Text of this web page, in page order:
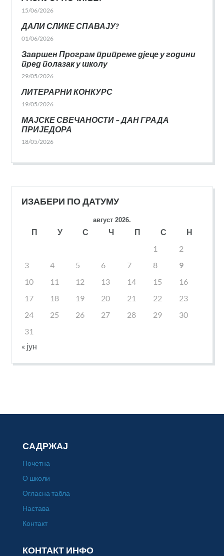
15/06/2026
ДАЛИ СЛИКЕ СПАВАЈУ?
01/06/2026
Завршен Програм припреме дјеце у години
пред полазак у школу
29/05/2026
ЛИТЕРАРНИ КОНКУРС
19/05/2026
МАЈСКЕ СВЕЧАНОСТИ – ДАН ГРАДА
ПРИЈЕДОРА
18/05/2026
ИЗАБЕРИ ПО ДАТУМУ
август 2026.
П У С Ч П С
Н
1
2
3
4 5 6 7 8
9
10
11 12 13 14 15
16
17
18 19 20 21 22
23
24
25 26 27 28 29
30
31
« јун
САДРЖАЈ
Почетна
О школи
Огласна табла
Настава
Контакт
КОНТАКТ ИНФО